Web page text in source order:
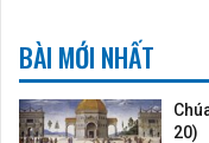
BÀI MỚI NHẤT
20)